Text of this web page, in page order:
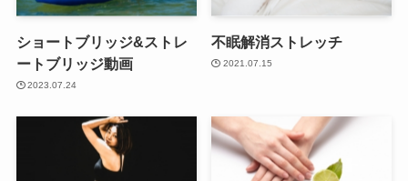
ショートブリッジ&ストレ
ートブリッジ動画
2023.07.24
不眠解消ストレッチ
2021.07.15